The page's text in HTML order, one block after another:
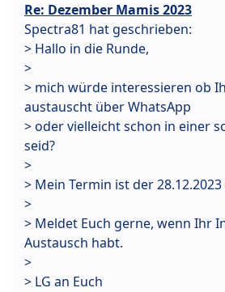
Re: Dezember Mamis 2023
Spectra81 hat geschrieben:
> Hallo in die Runde,
>
> mich würde interessieren ob
austauscht über WhatsApp
> oder vielleicht schon in einer
seid?
>
> Mein Termin ist der 28.12.2023
>
> Meldet Euch gerne, wenn Ihr
Austausch habt.
>
> LG an Euch